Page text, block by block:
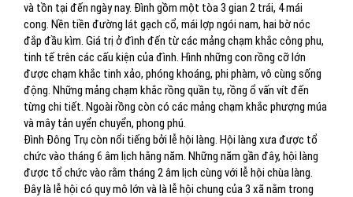
và tồn tại đến ngày nay. Đình gồm một tòa 3 gian 2 trái, 4 mái
cong. Nền tiền đường lát gạch cổ, mái lợp ngói nam, hai bờ nóc
đắp đầu kìm. Giá trị ở đình đến từ các mảng chạm khắc công phu,
tinh tế trên các cấu kiện của đình. Hình những con rồng cỡ lớn
được chạm khắc tinh xảo, phóng khoáng, phi phàm, vô cùng sống
động. Những mảng chạm khắc rồng quần tụ, rồng ổ vấn vít đến
từng chi tiết. Ngoài rồng còn có các mảng chạm khắc phượng múa
và mây tản uyển chuyển, phong phú.
Đình Đông Trụ còn nổi tiếng bởi lễ hội làng. Hội làng xưa được tổ
chức vào tháng 6 âm lịch hằng năm. Những năm gần đây, hội làng
được tổ chức vào rằm tháng 2 âm lịch cùng với lễ hội chùa làng.
Đây là lễ hội có quy mô lớn và là lễ hội chung của 3 xã nằm trong